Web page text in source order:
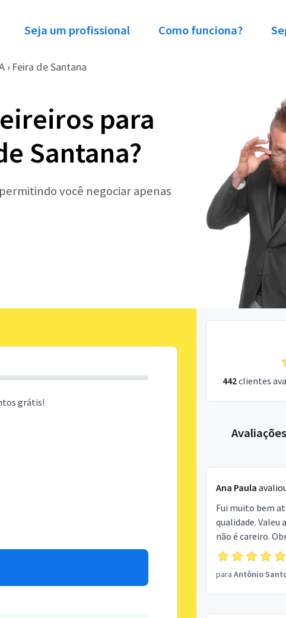
Seja um profissional Como funciona?
› Feira de Santana
para
Santana?
você negociar apenas
grátis!
442clientes
Ana Paula
Fui muito bem
qualidade. Valeu
não é careiro.
para Antônio